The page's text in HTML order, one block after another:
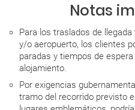
Notas
Para los traslados de
y/o aeropuerto, los clientes
paradas y tiempos de
alojamiento.
Por exigencias
tramo del recorrido previsto